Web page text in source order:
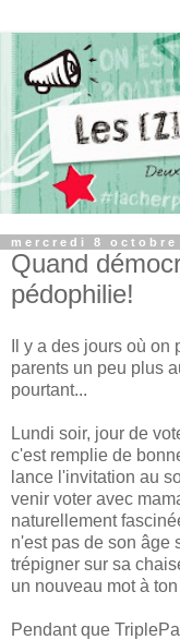
mercredi 8 octobre
Quand
pédophilie!
Il y a des jours où
parents un peu plus
pourtant...
Lundi soir, jour de
c'est remplie de
lance l'invitation au
venir voter avec
naturellement
n'est pas de son âge
trépigner sur sa
un nouveau mot à
Pendant que